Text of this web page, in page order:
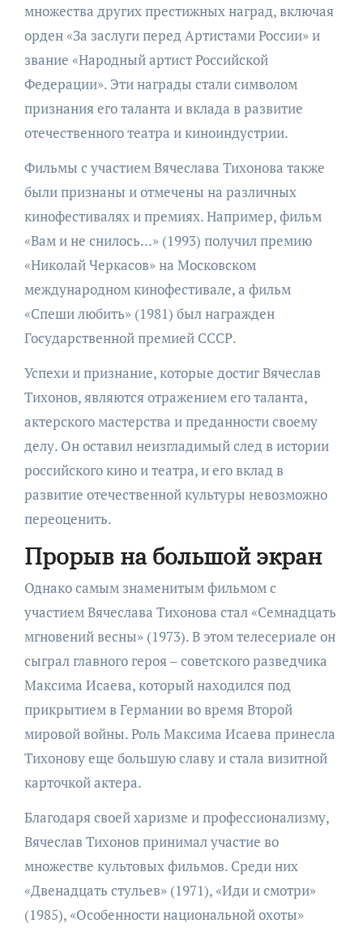
множества других престижных наград, включая
орден «За заслуги перед Артистами России» и
звание «Народный артист Российской
Федерации». Эти награды стали символом
признания его таланта и вклада в развитие
отечественного театра и киноиндустрии.
Фильмы с участием Вячеслава Тихонова также
были признаны и отмечены на различных
кинофестивалях и премиях. Например, фильм
«Вам и не снилось…» (1993) получил премию
«Николай Черкасов» на Московском
международном кинофестивале, а фильм
«Спеши любить» (1981) был награжден
Государственной премией СССР.
Успехи и признание, которые достиг Вячеслав
Тихонов, являются отражением его таланта,
актерского мастерства и преданности своему
делу. Он оставил неизгладимый след в истории
российского кино и театра, и его вклад в
развитие отечественной культуры невозможно
переоценить.
Прорыв на большой экран
Однако самым знаменитым фильмом с
участием Вячеслава Тихонова стал «Семнадцать
мгновений весны» (1973). В этом телесериале он
сыграл главного героя – советского разведчика
Максима Исаева, который находился под
прикрытием в Германии во время Второй
мировой войны. Роль Максима Исаева принесла
Тихонову еще большую славу и стала визитной
карточкой актера.
Благодаря своей харизме и профессионализму,
Вячеслав Тихонов принимал участие во
множестве культовых фильмов. Среди них
«Двенадцать стульев» (1971), «Иди и смотри»
(1985), «Особенности национальной охоты»